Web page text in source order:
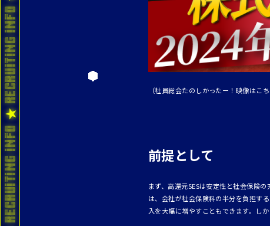
（社員総会たのしかったー！映像はこち
前提として
まず、高還元SESは安定性と社会保険
は、会社が社会保険料の半分を負担す
入を大幅に増やすこともできます。し